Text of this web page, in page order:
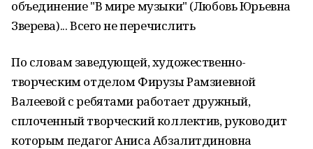
объединение "В мире музыки" (Любовь Юрьевна
Зверева)... Всего не перечислить
По словам заведующей, художественно-
творческим отделом Фирузы Рамзиевной
Валеевой с ребятами работает дружный,
сплоченный творческий коллектив, руководит
которым педагог Аниса Абзалитдиновна